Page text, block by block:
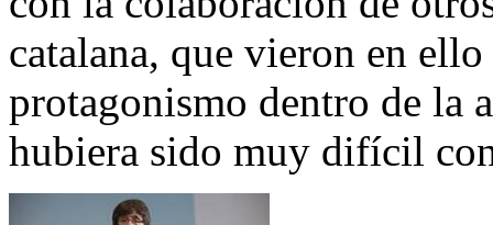
catalana, que vieron en
protagonismo dentro de la
hubiera sido muy difícil